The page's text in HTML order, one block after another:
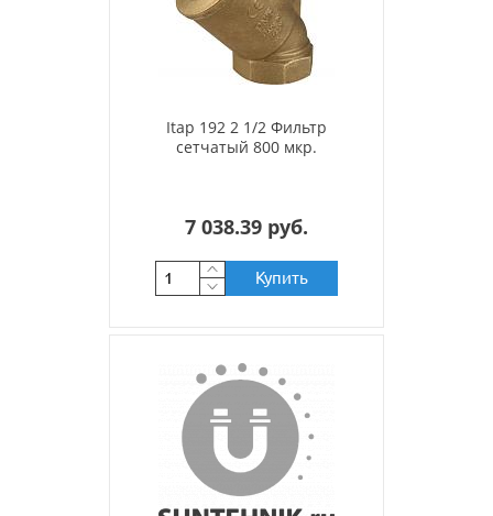
Itap 192 2 1/2 Фильтр
сетчатый 800 мкр.
7 038.39 руб.
Купить